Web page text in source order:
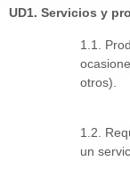
UD1. Servicios y
1.1.
otros).
1.2.
un